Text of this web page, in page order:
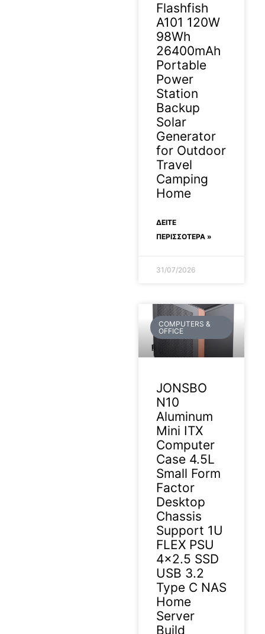
Flashfish
A101 120W
98Wh
26400mAh
Portable
Power
Station
Backup
Solar
Generator
for Outdoor
Travel
Camping
Home
ΔΕΊΤΕ
ΠΕΡΙΣΣΟΤΕΡΑ »
31/07/2026
COMPUTERS &
OFFICE
JONSBO
N10
Aluminum
Mini ITX
Computer
Case 4.5L
Small Form
Factor
Desktop
Chassis
Support 1U
FLEX PSU
4×2.5 SSD
USB 3.2
Type C NAS
Home
Server
Build